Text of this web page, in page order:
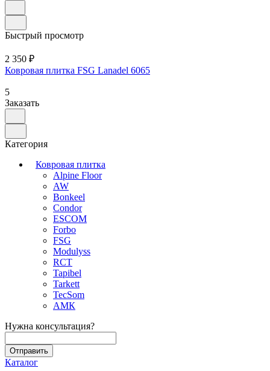
Быстрый просмотр
2 350 ₽
Ковровая плитка FSG Lanadel 6065
5
Заказать
Категория
Ковровая плитка
Alpine Floor
AW
Bonkeel
Condor
ESCOM
Forbo
FSG
Modulyss
RCT
Tapibel
Tarkett
TecSom
АМК
Нужна консультация?
Каталог